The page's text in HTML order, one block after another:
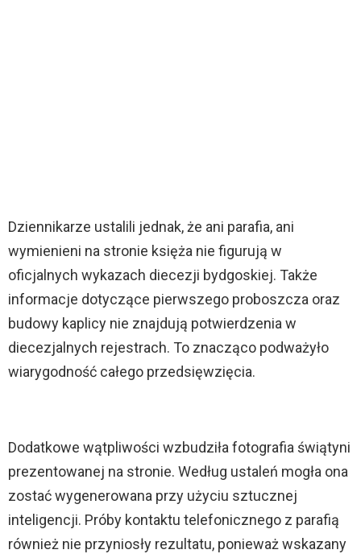
Dziennikarze ustalili jednak, że ani parafia, ani
wymienieni na stronie księża nie figurują w
oficjalnych wykazach diecezji bydgoskiej. Także
informacje dotyczące pierwszego proboszcza oraz
budowy kaplicy nie znajdują potwierdzenia w
diecezjalnych rejestrach. To znacząco podważyło
wiarygodność całego przedsięwzięcia.
Dodatkowe wątpliwości wzbudziła fotografia świątyni
prezentowanej na stronie. Według ustaleń mogła ona
zostać wygenerowana przy użyciu sztucznej
inteligencji. Próby kontaktu telefonicznego z parafią
również nie przyniosły rezultatu, ponieważ wskazany